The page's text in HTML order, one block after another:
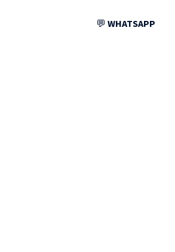
💬 WHATSAPP